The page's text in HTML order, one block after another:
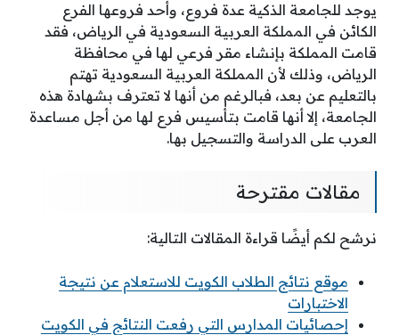
يوجد للجامعة الذكية عدة فروع، وأحد فروعها الفرع
الكائن في المملكة العربية السعودية في الرياض، فقد
قامت المملكة بإنشاء مقر فرعي لها في محافظة
الرياض، وذلك لأن المملكة العربية السعودية تهتم
بالتعليم عن بعد، فبالرغم من أنها لا تعترف بشهادة هذه
الجامعة، إلا أنها قامت بتأسيس فرع لها من أجل مساعدة
العرب على الدراسة والتسجيل بها.
مقالات مقترحة
نرشح لكم أيضًا قراءة المقالات التالية:
موقع نتائج الطلاب الكويت للاستعلام عن نتيجة
الاختبارات
إحصائيات المدارس التي رفعت النتائج في الكويت